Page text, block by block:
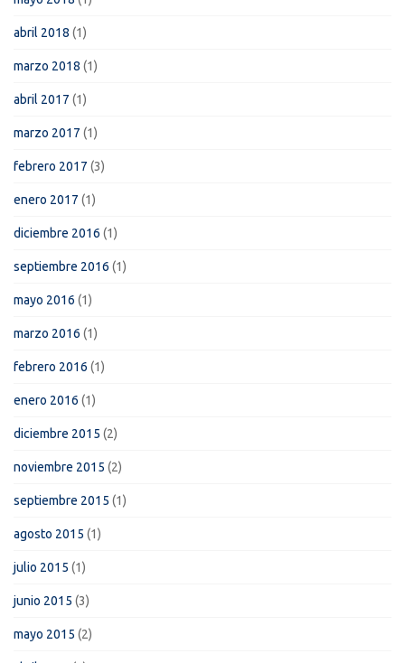
abril 2018 (1)
marzo 2018 (1)
abril 2017 (1)
marzo 2017 (1)
febrero 2017 (3)
enero 2017 (1)
diciembre 2016 (1)
septiembre 2016 (1)
mayo 2016 (1)
marzo 2016 (1)
febrero 2016 (1)
enero 2016 (1)
diciembre 2015 (2)
noviembre 2015 (2)
septiembre 2015 (1)
agosto 2015 (1)
julio 2015 (1)
junio 2015 (3)
mayo 2015 (2)